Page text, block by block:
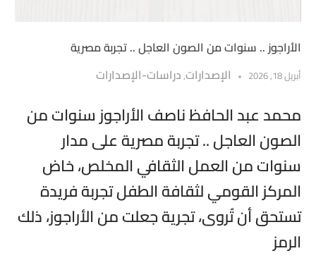
الأراجوز .. سنوات من الصون العاجل .. تجربة مصرية
أبريل 18, 2026 الإصدارات,دراسات-الإصدارات
محمد عبد الحافظ ناصف الأراجوز سنوات من
الصون العاجل .. تجربة مصرية على مدار
سنوات من العمل الثقافي المخلص، خاض
المركز القومي لثقافة الطفل تجربة فريدة
تستحق أن تُروى، تجرية جعلت من الأراجوز، ذلك
الرمز